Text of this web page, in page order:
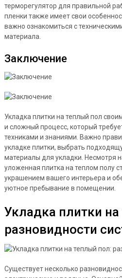
терморегулятор для правильной
пленки также имеет свои
важно ознакомиться с
материала.
Заключение
Укладка плитки на теплый пол
и сложный процесс, который
техниками и знаниями. Важно
укладке плитки, выбрать
материалы для укладки. Несмотря
уложенная плитка на теплом полу
украшением вашего интерьера и
уютное пребывание в помещении.
Укладка плитки
разновидности
Существует несколько